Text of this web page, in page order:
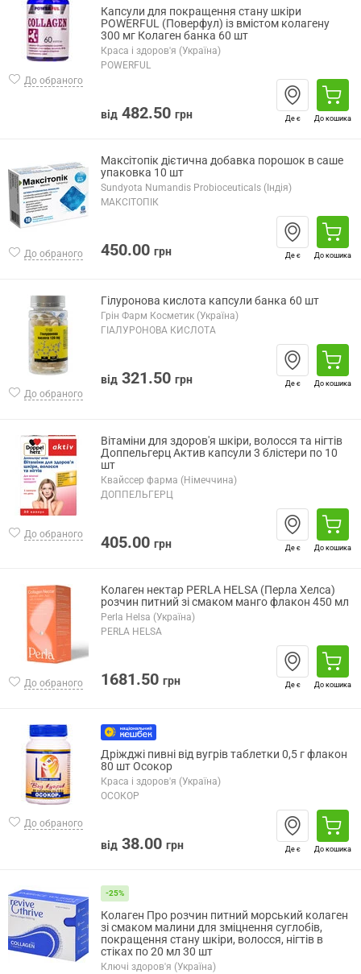
До обраного
Капсули для покращення стану шкіри
POWERFUL (Поверфул) із вмістом колагену
300 мг Колаген банка 60 шт
Краса і здоров'я (Україна)
POWERFUL
від 482.50 грн Де є До кошика
До обраного
Максітопік дієтична добавка порошок в саше
упаковка 10 шт
Sundyota Numandis Probioceuticals (Індія)
МАКСІТОПІК
450.00 грн Де є До кошика
До обраного
Гілуронова кислота капсули банка 60 шт
Грін Фарм Косметик (Україна)
ГІАЛУРОНОВА КИСЛОТА
від 321.50 грн Де є До кошика
До обраного
Вітаміни для здоров'я шкіри, волосся та нігтів
Доппельгерц Актив капсули 3 блістери по 10
шт
Квайссер фарма (Німеччина)
ДОППЕЛЬГЕРЦ
405.00 грн Де є До кошика
До обраного
Колаген нектар PERLA HELSA (Перла Хелса)
розчин питний зі смаком манго флакон 450 мл
Perla Helsa (Україна)
PERLA HELSA
1681.50 грн Де є До кошика
До обраного
Дріжджі пивні від вугрів таблетки 0,5 г флакон
80 шт Осокор
Краса і здоров'я (Україна)
ОСОКОР
від 38.00 грн Де є До кошика
-25%
Колаген Про розчин питний морський колаген
зі смаком малини для зміцнення суглобів,
покращення стану шкіри, волосся, нігтів в
стіках по 20 мл 30 шт
Ключі здоров'я (Україна)